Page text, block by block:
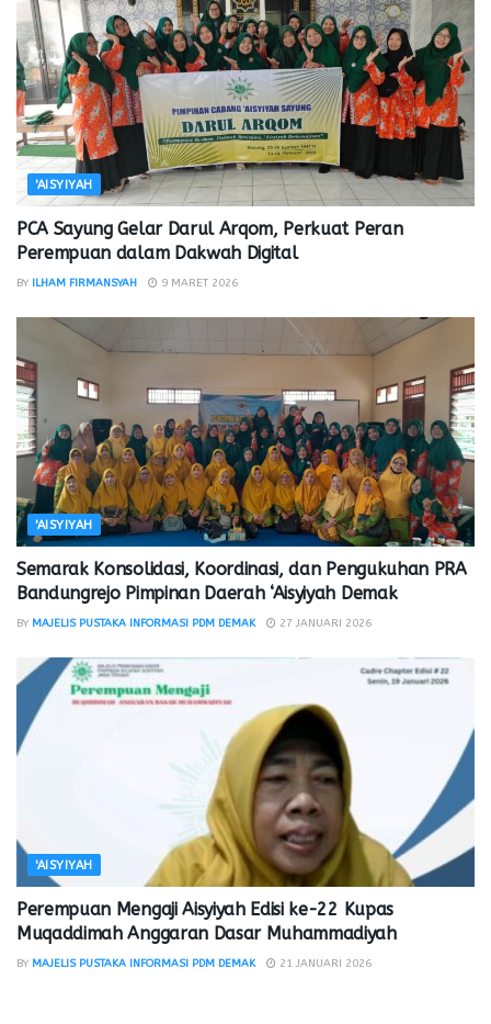
'AISYIYAH
PCA Sayung Gelar Darul Arqom, Perkuat Peran
Perempuan dalam Dakwah Digital
BY ILHAM FIRMANSYAH 9 MARET 2026
'AISYIYAH
Semarak Konsolidasi, Koordinasi, dan Pengukuhan PRA
Bandungrejo Pimpinan Daerah ‘Aisyiyah Demak
BY MAJELIS PUSTAKA INFORMASI PDM DEMAK 27 JANUARI 2026
'AISYIYAH
Perempuan Mengaji Aisyiyah Edisi ke-22 Kupas
Muqaddimah Anggaran Dasar Muhammadiyah
BY MAJELIS PUSTAKA INFORMASI PDM DEMAK 21 JANUARI 2026